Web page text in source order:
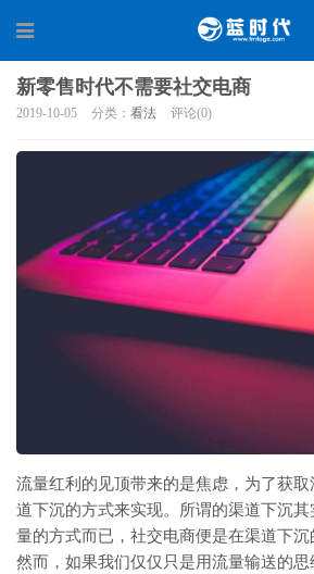
新零售时代不需要社交电商
2019-10-05 分类： 看法 评论(0)
流量红利的见顶带来的是焦虑，为了获
道下沉的方式来实现。所谓的渠道下沉
量的方式而已，社交电商便是在渠道下沉
然而，如果我们仅仅只是用流量输送的